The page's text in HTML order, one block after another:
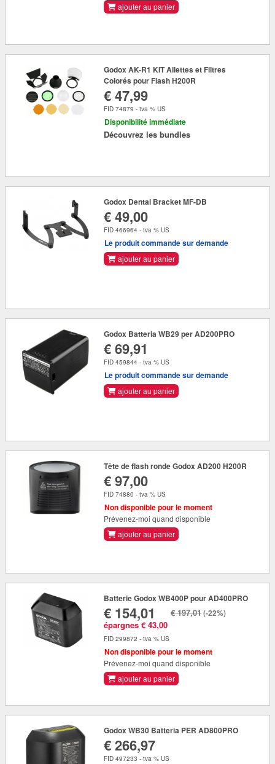
ajouter au panier
Godox AK-R1 KIT Ailettes et Filtres
Colorés pour Flash H200R
€ 47,99
FID 74879 - tva % US
Disponibilité immédiate
Découvrez les bundles
Godox Dental Bracket MF-DB
€ 49,00
FID 466964 - tva % US
Le produit commande sur demande
ajouter au panier
Godox Batteria WB29 per AD200PRO
€ 69,91
FID 459844 - tva % US
Le produit commande sur demande
ajouter au panier
Tête de flash ronde Godox AD200 H200R
€ 97,00
FID 74880 - tva % US
Non disponible pour le moment
Prévenez-moi quand disponible
ajouter au panier
Batterie Godox WB400P pour AD400PRO
€ 154,01
épargnes € 43,00
€ 197,01(-22%)
FID 299872 - tva % US
Non disponible pour le moment
Prévenez-moi quand disponible
ajouter au panier
Godox WB30 Batteria PER AD800PRO
€ 266,97
FID 497233 - tva % US